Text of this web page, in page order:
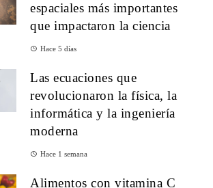
espaciales más importantes
que impactaron la ciencia
Hace 5 días
Las ecuaciones que
revolucionaron la física, la
informática y la ingeniería
moderna
Hace 1 semana
Alimentos con vitamina C